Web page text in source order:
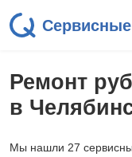
Ремонт
в
Мы нашли 27